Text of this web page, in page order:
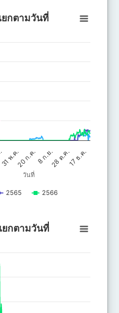
ยกตามวันที่
จำนวน. Data ranges from 0 to
วันที่
ภอสันป่าตอง แยกตามวันที่
20 ก.ค.
.
31 พ.ค. 8 ก.ย.28 ต.ค.17 ธ.ค.
2565 2566
ยกตามวันที่
จำนวน. Data ranges from 0 to
ภอสันกำแพง แยกตามวันที่